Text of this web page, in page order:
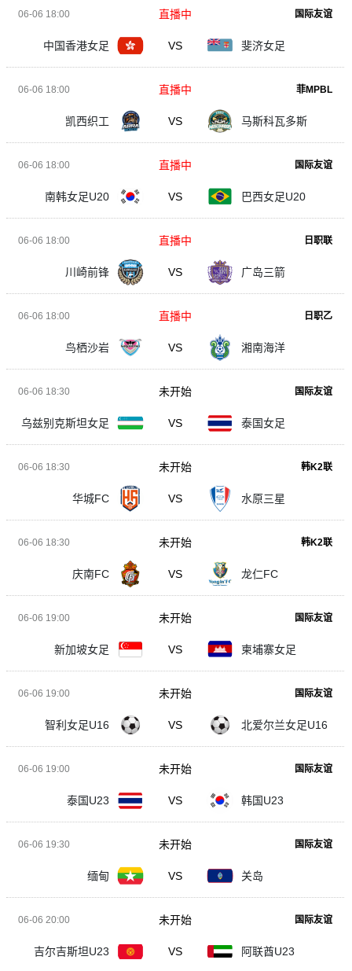
06-06 18:00 国际友谊
中国香港女足 VS 斐济女足
直播中
06-06 18:00 菲MPBL
凯西织工 VS 马斯科瓦多斯
直播中
06-06 18:00 国际友谊
南韩女足U20 VS 巴西女足U20
直播中
06-06 18:00 日职联
川崎前锋 VS 广岛三箭
直播中
06-06 18:00 日职乙
鸟栖沙岩 VS 湘南海洋
直播中
06-06 18:30 国际友谊
乌兹别克斯坦女足 VS 泰国女足
未开始
06-06 18:30 韩K2联
华城FC VS 水原三星
未开始
06-06 18:30 韩K2联
庆南FC VS 龙仁FC
未开始
06-06 19:00 国际友谊
新加坡女足 VS 柬埔寨女足
未开始
06-06 19:00 国际友谊
智利女足U16 VS 北爱尔兰女足U16
未开始
06-06 19:00 国际友谊
泰国U23 VS 韩国U23
未开始
06-06 19:30 国际友谊
缅甸 VS 关岛
未开始
06-06 20:00 国际友谊
吉尔吉斯坦U23 VS 阿联酋U23
未开始